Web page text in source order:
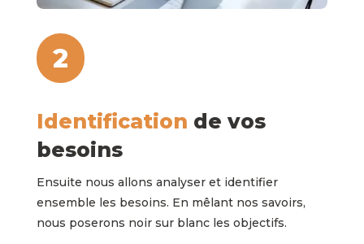
2
Identification de vos
besoins
Ensuite nous allons analyser et identifier
ensemble les besoins. En mêlant nos savoirs,
nous poserons noir sur blanc les objectifs.